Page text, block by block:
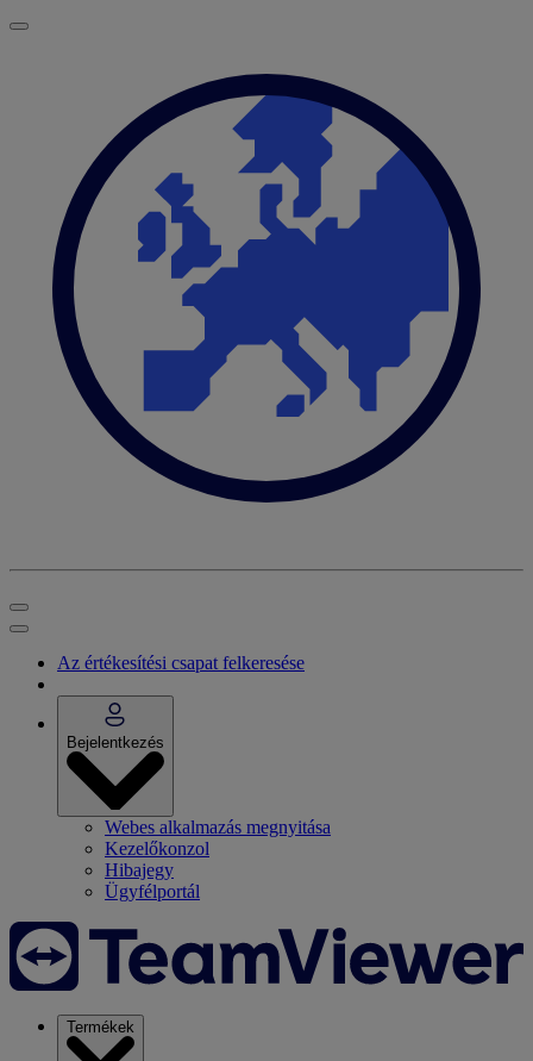
Az értékesítési csapat felkeresése
Bejelentkezés
Webes alkalmazás megnyitása
Kezelőkonzol
Hibajegy
Ügyfélportál
Termékek